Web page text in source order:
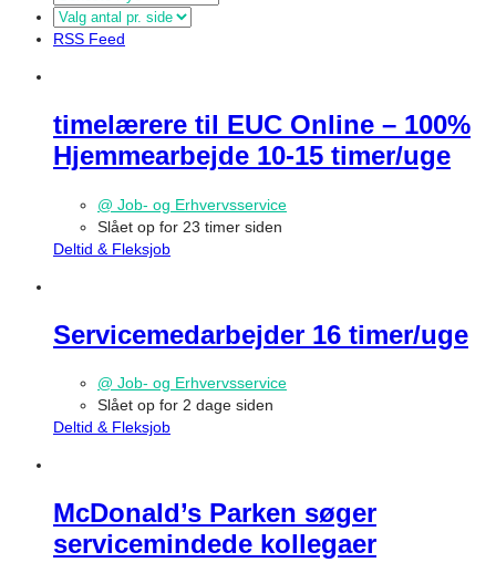
RSS Feed
timelærere til EUC Online – 100%
Hjemmearbejde 10-15 timer/uge
@ Job- og Erhvervsservice
Slået op for 23 timer siden
Deltid & Fleksjob
Servicemedarbejder 16 timer/uge
@ Job- og Erhvervsservice
Slået op for 2 dage siden
Deltid & Fleksjob
McDonald’s Parken søger
servicemindede kollegaer